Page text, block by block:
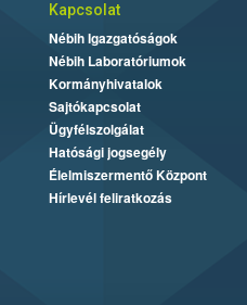
Kapcsolat
Nébih Igazgatóságok
Nébih Laboratóriumok
Kormányhivatalok
Sajtókapcsolat
Ügyfélszolgálat
Hatósági jogsegély
Élelmiszermentő Központ
Hírlevél feliratkozás